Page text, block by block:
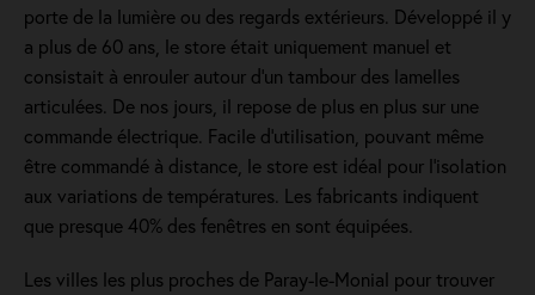
porte de la lumière ou des regards extérieurs. Développé il y
a plus de 60 ans, le store était uniquement manuel et
consistait à enrouler autour d'un tambour des lamelles
articulées. De nos jours, il repose de plus en plus sur une
commande électrique. Facile d'utilisation, pouvant même
être commandé à distance, le store est idéal pour l'isolation
aux variations de températures. Les fabricants indiquent
que presque 40% des fenêtres en sont équipées.
Les villes les plus proches de Paray-le-Monial pour trouver